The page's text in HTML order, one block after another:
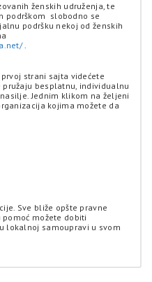
ženskih udruženja, te
podrškom slobodno se
podršku nekoj od ženskih
.
strani sajta videćete
besplatnu, individualnu
Jednim klikom na željeni
kojima možete da
Sve bliže opšte pravne
možete dobiti
lokalnoj samoupravi u svom